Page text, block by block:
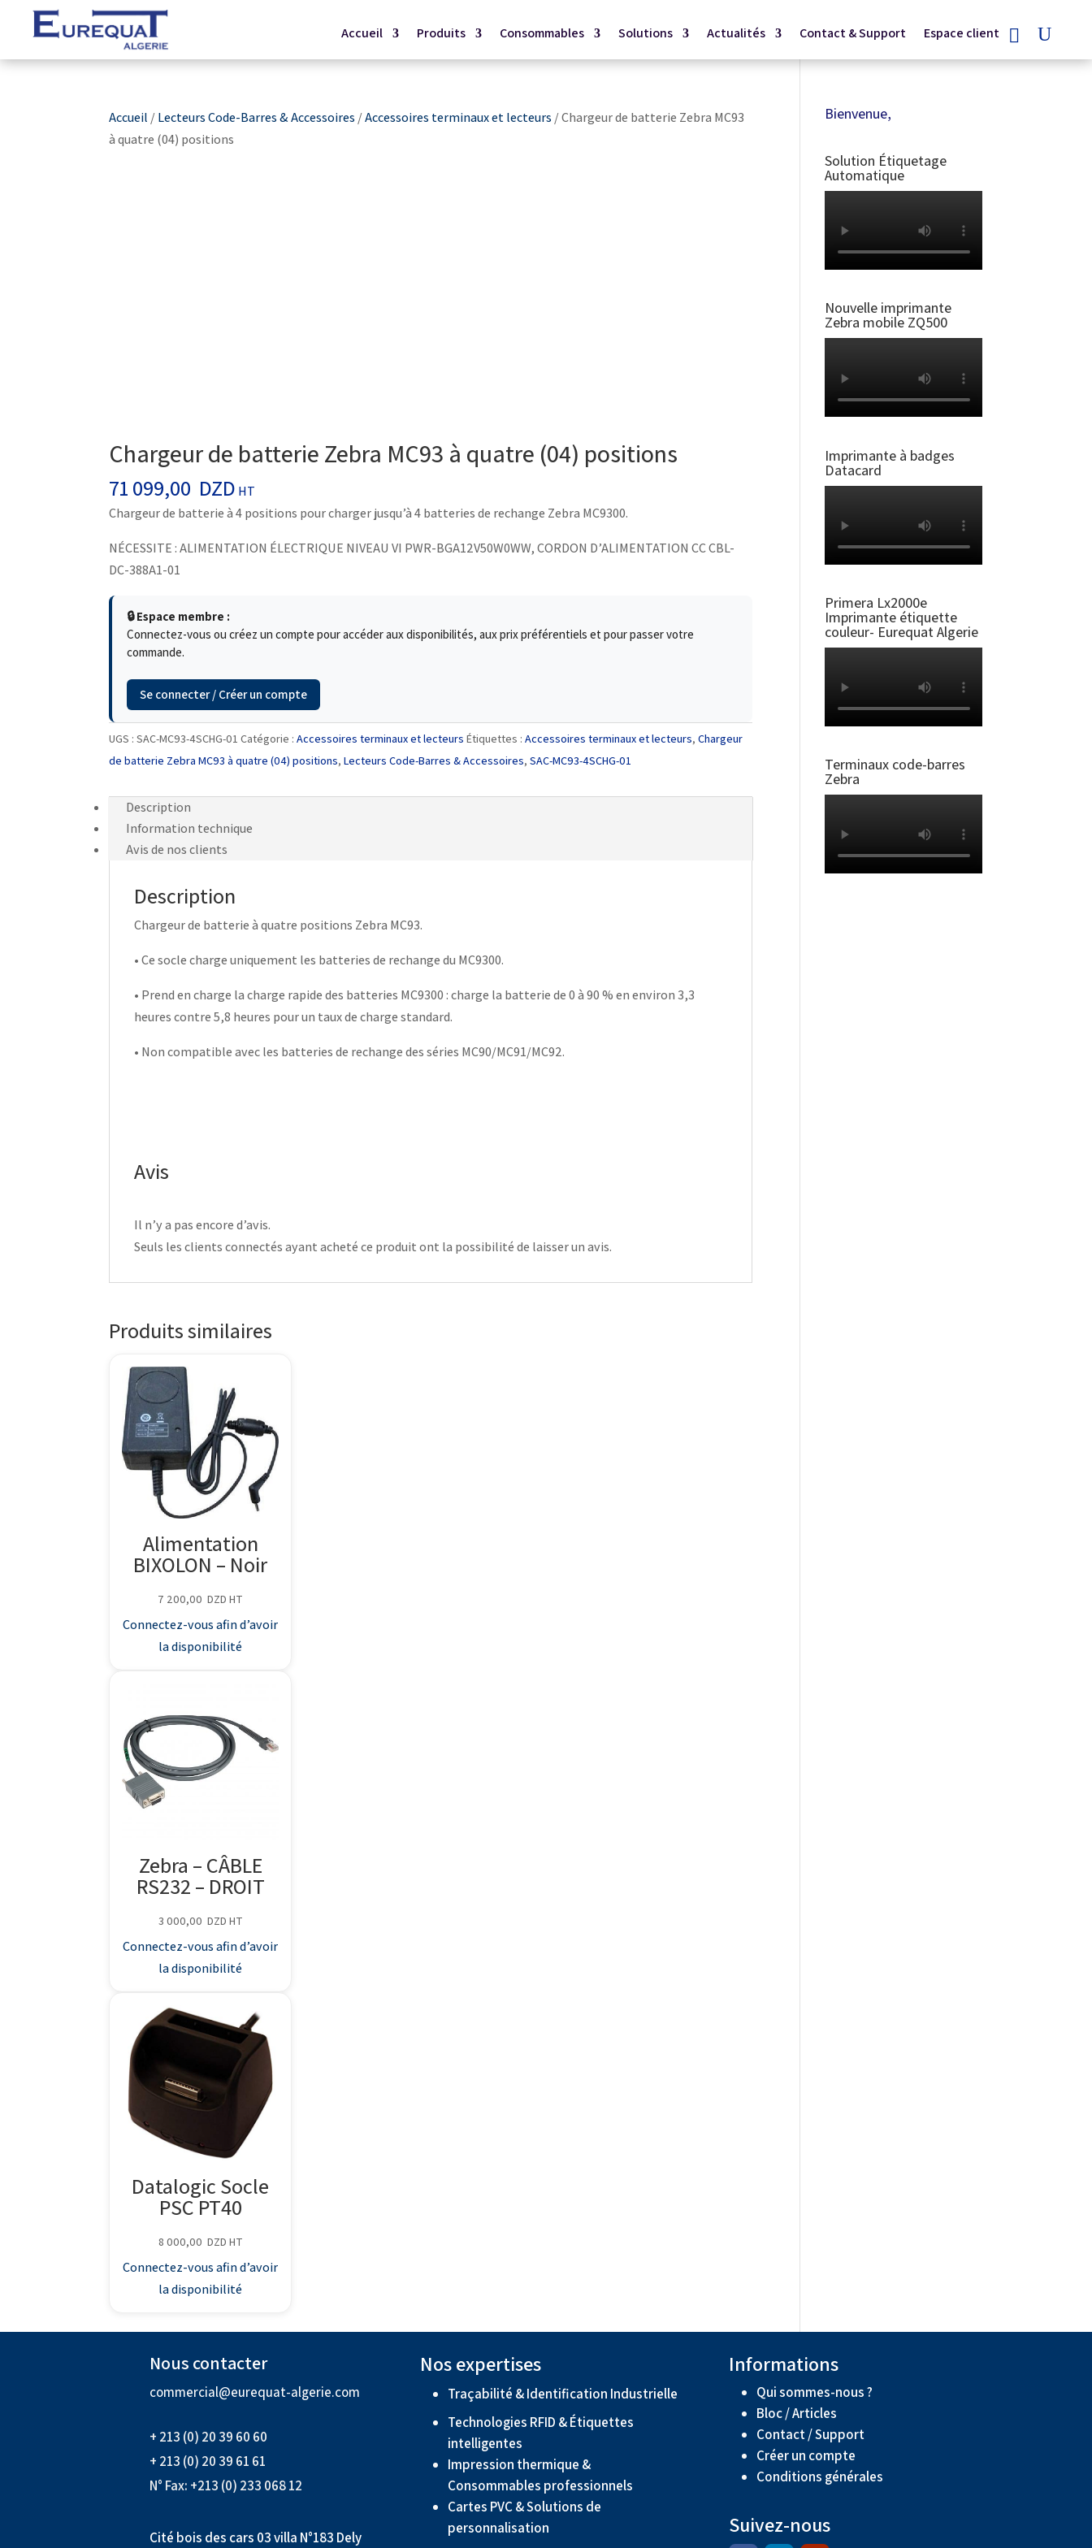
Accueil Produits Consommables Solutions Actualités Contact & Support Espace client
Accueil /Lecteurs Code-Barres & Accessoires /Accessoires terminaux et lecteurs / Chargeur de batterie Zebra MC93
à quatre (04) positions
Chargeur de batterie Zebra MC93 à quatre (04) positions
71 099,00 DZD HT
Chargeur de batterie à 4 positions pour charger jusqu’à 4 batteries de rechange Zebra MC9300.
NÉCESSITE : ALIMENTATION ÉLECTRIQUE NIVEAU VI PWR-BGA12V50W0WW, CORDON D’ALIMENTATION CC CBL-
DC-388A1-01
🔒 Espace membre :
Connectez-vous ou créez un compte pour accéder aux disponibilités, aux prix préférentiels et pour passer votre
commande.
Se connecter / Créer un compte
UGS :SAC-MC93-4SCHG-01 Catégorie :Accessoires terminaux et lecteurs Étiquettes :Accessoires terminaux et lecteurs,Chargeur
de batterie Zebra MC93 à quatre (04) positions,Lecteurs Code-Barres & Accessoires,SAC-MC93-4SCHG-01
Description
Information technique
Avis de nos clients
Description
Chargeur de batterie à quatre positions Zebra MC93.
• Ce socle charge uniquement les batteries de rechange du MC9300.
• Prend en charge la charge rapide des batteries MC9300 : charge la batterie de 0 à 90 % en environ 3,3
heures contre 5,8 heures pour un taux de charge standard.
• Non compatible avec les batteries de rechange des séries MC90/MC91/MC92.
Avis
Il n’y a pas encore d’avis.
Seuls les clients connectés ayant acheté ce produit ont la possibilité de laisser un avis.
Produits similaires
Alimentation
BIXOLON – Noir
7 200,00 DZD HT
Connectez-vous afin d’avoir
la disponibilité
Zebra – CÂBLE
RS232 – DROIT
3 000,00 DZD HT
Connectez-vous afin d’avoir
la disponibilité
Datalogic Socle
PSC PT40
8 000,00 DZD HT
Connectez-vous afin d’avoir
la disponibilité
Bienvenue,
Solution Étiquetage
Automatique
Nouvelle imprimante
Zebra mobile ZQ500
Imprimante à badges
Datacard
Primera Lx2000e
Imprimante étiquette
couleur- Eurequat Algerie
Terminaux code-barres
Zebra
Nous contacter
commercial@eurequat-algerie.com
+ 213 (0) 20 39 60 60
+ 213 (0) 20 39 61 61
N° Fax: +213 (0) 233 068 12
Cité bois des cars 03 villa N°183 Dely
Nos expertises
Traçabilité & Identification Industrielle
Technologies RFID & Étiquettes
intelligentes
Impression thermique &
Consommables professionnels
Cartes PVC & Solutions de
personnalisation
Informations
Qui sommes-nous ?
Bloc / Articles
Contact / Support
Créer un compte
Conditions générales
Suivez-nous